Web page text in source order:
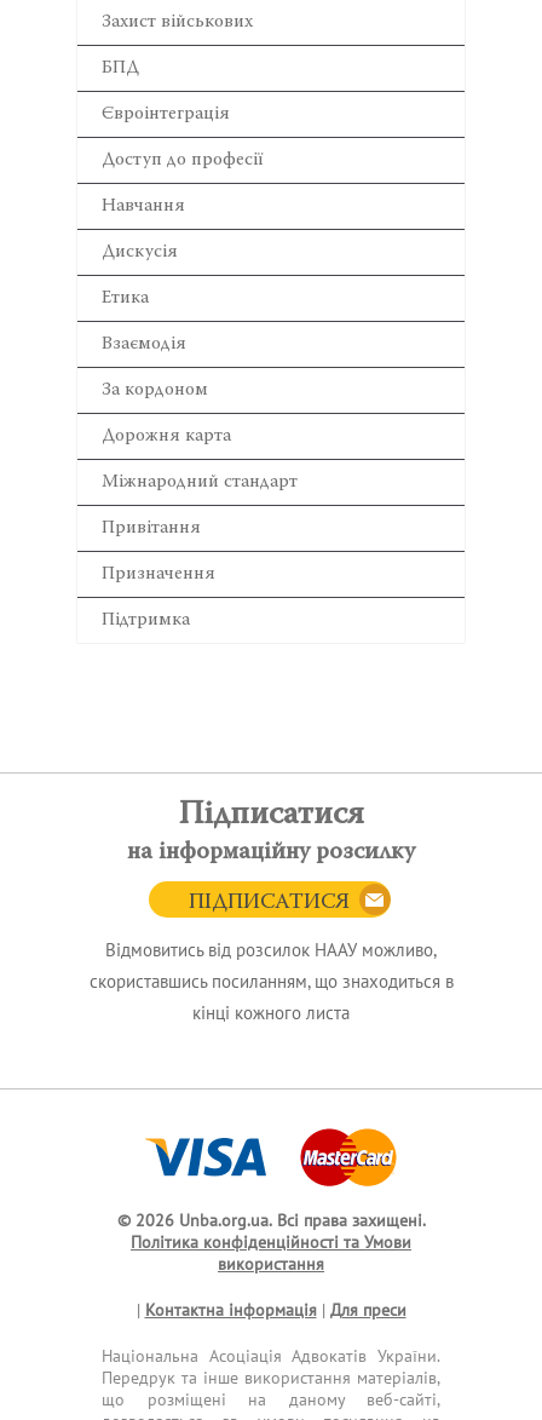
Захист військових
БПД
Євроінтеграція
Доступ до професії
Навчання
Дискусія
Етика
Взаємодія
За кордоном
Дорожня карта
Міжнародний стандарт
Привітання
Призначення
Підтримка
Підписатися
на інформаційну розсилку
ПІДПИСАТИСЯ
Відмовитись від розсилок НААУ можливо,
скориставшись посиланням, що знаходиться в
кінці кожного листа
© 2026 Unba.org.ua. Всі права захищені.
Політика конфіденційності та Умови
використання
| Контактна інформація| Для преси
Національна Асоціація Адвокатів України.
Передрук та інше використання матеріалів,
що розміщені на даному веб-сайті,